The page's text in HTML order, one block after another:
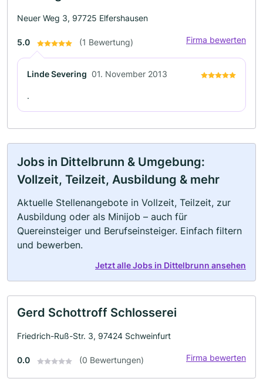
Neuer Weg 3, 97725 Elfershausen
5.0 (1 Bewertung) Firma bewerten
Linde Severing 01. November 2013
.
Jobs in Dittelbrunn & Umgebung:
Vollzeit, Teilzeit, Ausbildung & mehr
Aktuelle Stellenangebote in Vollzeit, Teilzeit, zur
Ausbildung oder als Minijob – auch für
Quereinsteiger und Berufseinsteiger. Einfach filtern
und bewerben.
Jetzt alle Jobs in Dittelbrunn ansehen
Gerd Schottroff Schlosserei
Friedrich-Ruß-Str. 3, 97424 Schweinfurt
0.0 (0 Bewertungen) Firma bewerten